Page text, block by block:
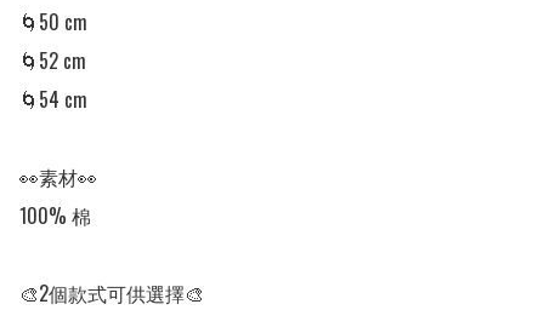
🌀50 cm
🌀52 cm
🌀54 cm
👀素材👀
100% 棉
🎨2個款式可供選擇🎨